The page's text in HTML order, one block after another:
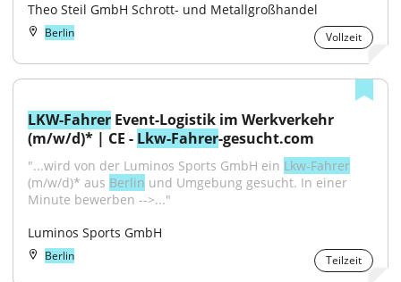
Theo Steil GmbH Schrott- und Metallgroßhandel
Berlin Vollzeit
LKW-Fahrer Event-Logistik im Werkverkehr
(m/w/d)* | CE - Lkw-Fahrer-gesucht.com
"...wird von der Luminos Sports GmbH ein Lkw-Fahrer
(m/w/d)* aus Berlin und Umgebung gesucht. In einer
Minute bewerben -->..."
Luminos Sports GmbH
Berlin Teilzeit